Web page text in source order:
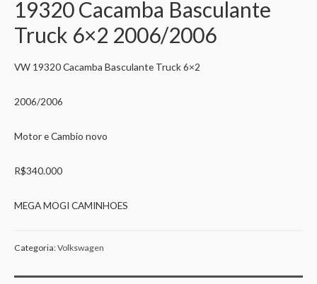
19320 Cacamba Basculante
Truck 6×2 2006/2006
VW 19320 Cacamba Basculante Truck 6×2
2006/2006
Motor e Cambio novo
R$340.000
MEGA MOGI CAMINHOES
Categoria:Volkswagen